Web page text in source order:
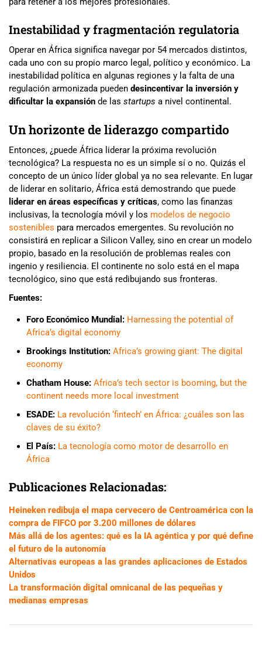
Inestabilidad y fragmentación regulatoria
Operar en África significa navegar por 54 mercados distintos,
cada uno con su propio marco legal, político y económico. La
inestabilidad política en algunas regiones y la falta de una
regulación armonizada pueden desincentivar la inversión y
dificultar la expansión de las startups a nivel continental.
Un horizonte de liderazgo compartido
Entonces, ¿puede África liderar la próxima revolución
tecnológica? La respuesta no es un simple sí o no. Quizás el
concepto de un único líder global ya no sea relevante. En lugar
de liderar en solitario, África está demostrando que puede
liderar en áreas específicas y críticas, como las finanzas
inclusivas, la tecnología móvil y los modelos de negocio
sostenibles para mercados emergentes. Su revolución no
consistirá en replicar a Silicon Valley, sino en crear un modelo
propio, basado en la resolución de problemas reales con
ingenio y resiliencia. El continente no solo está en el mapa
tecnológico, sino que está redibujando sus fronteras.
Fuentes:
Foro Económico Mundial: Harnessing the potential of
Africa’s digital economy
Brookings Institution: Africa’s growing giant: The digital
economy
Chatham House: Africa’s tech sector is booming, but the
continent needs more local investment
ESADE: La revolución ‘fintech’ en África: ¿cuáles son las
claves de su éxito?
El País: La tecnología como motor de desarrollo en
África
Publicaciones Relacionadas:
Heineken redibuja el mapa cervecero de Centroamérica con la
compra de FIFCO por 3.200 millones de dólares
Más allá de los agentes: qué es la IA agéntica y por qué define
el futuro de la autonomía
Alternativas europeas a las grandes aplicaciones de Estados
Unidos
La transformación digital omnicanal de las pequeñas y
medianas empresas